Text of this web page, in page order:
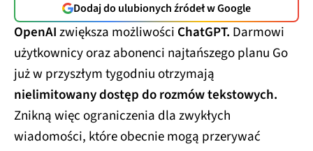
Dodaj do ulubionych źródeł w Google
OpenAIzwiększa możliwości ChatGPT. Darmowi
użytkownicy oraz abonenci najtańszego planu Go
już w przyszłym tygodniu otrzymają
nielimitowany dostęp do rozmów tekstowych.
Znikną więc ograniczenia dla zwykłych
wiadomości, które obecnie mogą przerywać